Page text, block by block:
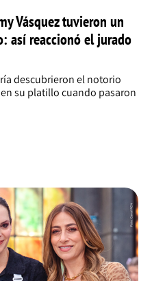
Vásquez tuvieron un
así reaccionó el jurado
descubrieron el notorio
su platillo cuando pasaron